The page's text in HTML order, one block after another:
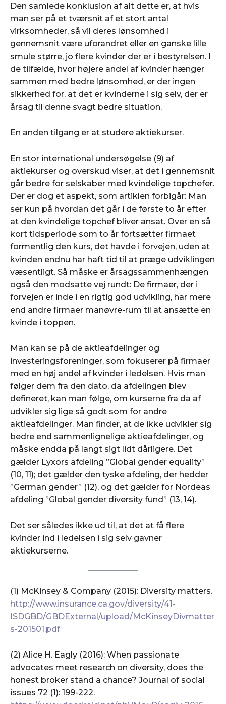
Den samlede konklusion af alt dette er, at hvis
man ser på et tværsnit af et stort antal
virksomheder, så vil deres lønsomhed i
gennemsnit være uforandret eller en ganske lille
smule større, jo flere kvinder der er i bestyrelsen. I
de tilfælde, hvor højere andel af kvinder hænger
sammen med bedre lønsomhed, er der ingen
sikkerhed for, at det er kvinderne i sig selv, der er
årsag til denne svagt bedre situation.
En anden tilgang er at studere aktiekurser.
En stor international undersøgelse (9) af
aktiekurser og overskud viser, at det i gennemsnit
går bedre for selskaber med kvindelige topchefer.
Der er dog et aspekt, som artiklen forbigår: Man
ser kun på hvordan det går i de første to år efter
at den kvindelige topchef bliver ansat. Over en så
kort tidsperiode som to år fortsætter firmaet
formentlig den kurs, det havde i forvejen, uden at
kvinden endnu har haft tid til at præge udviklingen
væsentligt. Så måske er årsagssammenhængen
også den modsatte vej rundt: De firmaer, der i
forvejen er inde i en rigtig god udvikling, har mere
end andre firmaer manøvre-rum til at ansætte en
kvinde i toppen.
Man kan se på de aktieafdelinger og
investeringsforeninger, som fokuserer på firmaer
med en høj andel af kvinder i ledelsen. Hvis man
følger dem fra den dato, da afdelingen blev
defineret, kan man følge, om kurserne fra da af
udvikler sig lige så godt som for andre
aktieafdelinger. Man finder, at de ikke udvikler sig
bedre end sammenlignelige aktieafdelinger, og
måske endda på langt sigt lidt dårligere. Det
gælder Lyxors afdeling ”Global gender equality”
(10, 11); det gælder den tyske afdeling, der hedder
”German gender” (12), og det gælder for Nordeas
afdeling ”Global gender diversity fund” (13, 14).
Det ser således ikke ud til, at det at få flere
kvinder ind i ledelsen i sig selv gavner
aktiekurserne.
(1) McKinsey & Company (2015): Diversity matters.
http://www.insurance.ca.gov/diversity/41-
ISDGBD/GBDExternal/upload/McKinseyDivmatter
s-201501.pdf
(2) Alice H. Eagly (2016): When passionate
advocates meet research on diversity, does the
honest broker stand a chance? Journal of social
issues 72 (1): 199-222.